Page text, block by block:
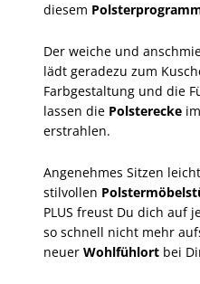
diesem
Der weiche und
lädt geradezu zum
Farbgestaltung und die
lassen die Polsterecke
erstrahlen.
Angenehmes Sitzen
stilvollen
PLUS freust Du dich auf
so schnell nicht mehr
neuer Wohlfühlort bei